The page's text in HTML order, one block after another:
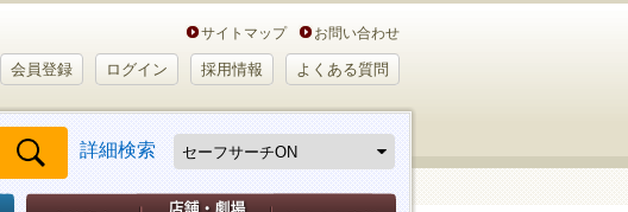
サイトマップ お問い合わせ
会員登録 ログイン 採用情報 よくある質問
詳細検索